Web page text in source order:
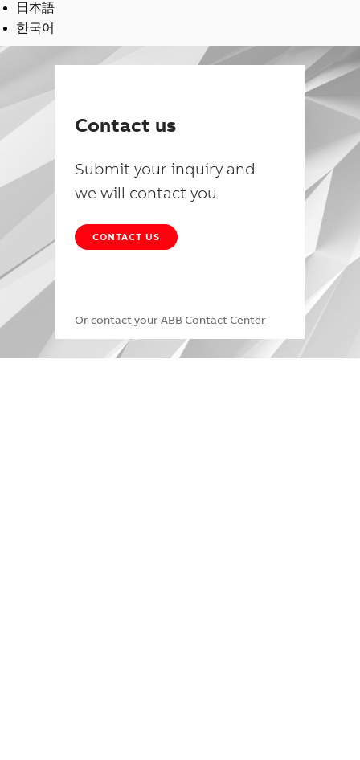
日本語
한국어
Contact us
Submit your inquiry and
we will contact you
CONTACT US
Or contact your ABB Contact Center